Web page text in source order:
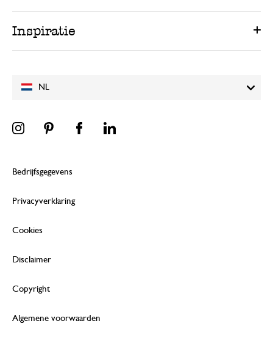
NL
Inspiratie
Bedrijfsgegevens
Privacyverklaring
Cookies
Disclaimer
Copyright
Algemene voorwaarden